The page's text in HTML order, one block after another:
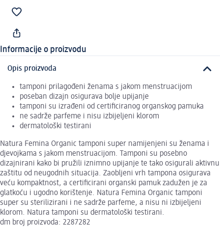
Informacije o proizvodu
Opis proizvoda
tamponi prilagođeni ženama s jakom menstruacijom
poseban dizajn osigurava bolje upijanje
tamponi su izrađeni od certificiranog organskog pamuka
ne sadrže parfeme i nisu izbijeljeni klorom
dermatološki testirani
Natura Femina Organic tamponi super namijenjeni su ženama i
djevojkama s jakom menstruacijom. Tamponi su posebno
dizajnirani kako bi pružili iznimno upijanje te tako osigurali aktivnu
zaštitu od neugodnih situacija. Zaobljeni vrh tampona osigurava
veću kompaktnost, a certificirani organski pamuk zadužen je za
glatkoću i ugodno korištenje. Natura Femina Organic tamponi
super su sterilizirani i ne sadrže parfeme, a nisu ni izbijeljeni
klorom. Natura tamponi su dermatološki testirani.
dm broj proizvoda: 2287282